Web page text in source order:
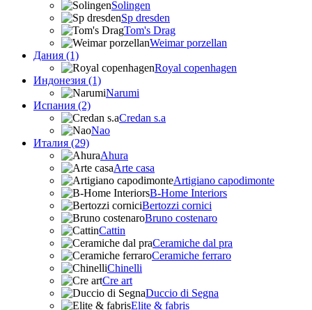
Solingen
Sp dresden
Tom's Drag
Weimar porzellan
Дания (1)
Royal copenhagen
Индонезия (1)
Narumi
Испания (2)
Credan s.a
Nao
Италия (29)
Ahura
Arte casa
Artigiano capodimonte
B-Home Interiors
Bertozzi cornici
Bruno costenaro
Cattin
Ceramiche dal pra
Ceramiche ferraro
Chinelli
Cre art
Duccio di Segna
Elite & fabris